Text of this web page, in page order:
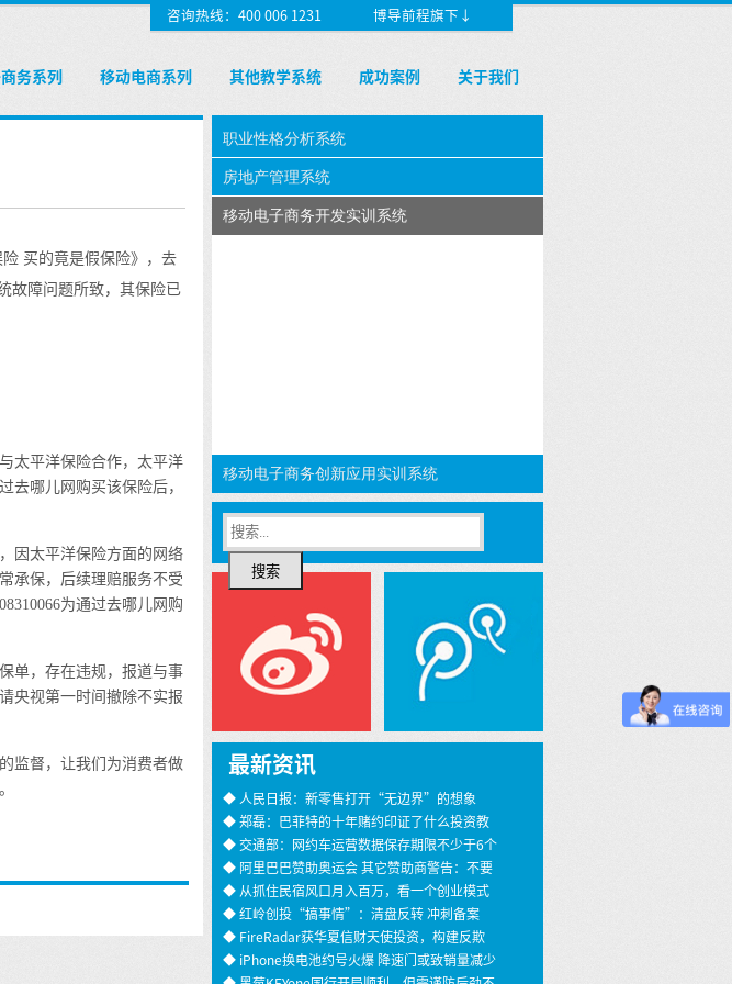
咨询热线：400 006 1231 博导前程旗下↓
务系列 移动电商系列 其他教学系统 成功案例 关于我们
买的竟是假保险》，去
故障问题所致，其保险已
太平洋保险合作，太平洋
去哪儿网购买该保险后，
因太平洋保险方面的网络
承保，后续理赔服务不受
为通过去哪儿网购
单，存在违规，报道与事
央视第一时间撤除不实报
监督，让我们为消费者做
搜索
最新资讯
◆ 人民日报：新零售打开“无边界”的想象
◆ 郑磊：巴菲特的十年赌约印证了什么投资教
训
◆ 交通部：网约车运营数据保存期限不少于6个
月
◆ 阿里巴巴赞助奥运会 其它赞助商警告：不要
过界
◆ 从抓住民宿风口月入百万，看一个创业模式
◆ 红岭创投“搞事情”：清盘反转 冲刺备案
◆ FireRadar获华夏信财天使投资，构建反欺
诈安全服务
◆ iPhone换电池约号火爆 降速门或致销量减少